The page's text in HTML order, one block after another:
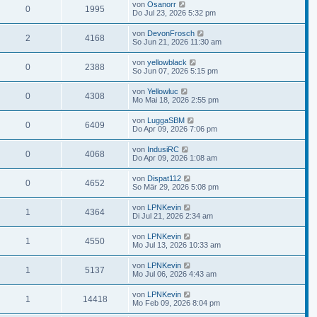
0 1995 von Osanorr
Do Jul 23, 2026 5:32 pm
2 4168 von DevonFrosch
So Jun 21, 2026 11:30 am
0 2388 von yellowblack
So Jun 07, 2026 5:15 pm
0 4308 von Yellowluc
Mo Mai 18, 2026 2:55 pm
0 6409 von LuggaSBM
Do Apr 09, 2026 7:06 pm
0 4068 von IndusiRC
Do Apr 09, 2026 1:08 am
0 4652 von Dispat112
So Mär 29, 2026 5:08 pm
1 4364 von LPNKevin
Di Jul 21, 2026 2:34 am
1 4550 von LPNKevin
Mo Jul 13, 2026 10:33 am
1 5137 von LPNKevin
Mo Jul 06, 2026 4:43 am
1 14418 von LPNKevin
Mo Feb 09, 2026 8:04 pm